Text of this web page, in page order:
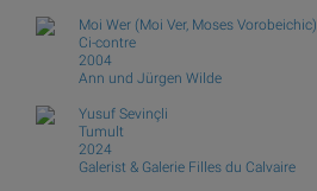
Moi Wer (Moi Ver, Moses Vorobeichic)
Ci-contre
2004
Ann und Jürgen Wilde
Yusuf Sevinçli
Tumult
2024
Galerist & Galerie Filles du Calvaire